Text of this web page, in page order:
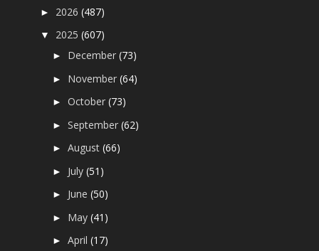
► 2026(487)
▼ 2025(607)
► December(73)
► November(64)
►October(73)
►September(62)
►August(66)
► July(51)
► June(50)
► May(41)
►April(17)